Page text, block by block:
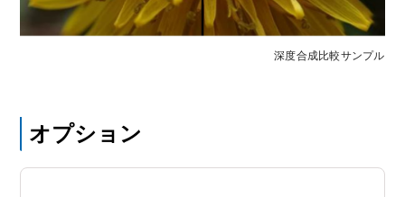
深度合成比較サンプル
オプション